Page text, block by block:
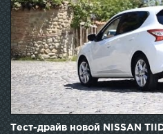
Тест-драйв новой NISSAN